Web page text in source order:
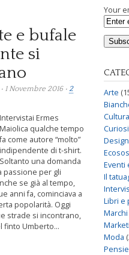
e bufale
si
1 Novembre 2016 • 2
Intervistai Ermes
Maiolica qualche tempo
come autore “molto”
indipendente di t-shirt.
Soltanto una domanda
passione per gli
se già al tempo,
anni fa, cominciava a
popolarità. Oggi
strade si incontrano,
finto Umberto...
Your
Arte
Eventi
Il
Libri e
Moda